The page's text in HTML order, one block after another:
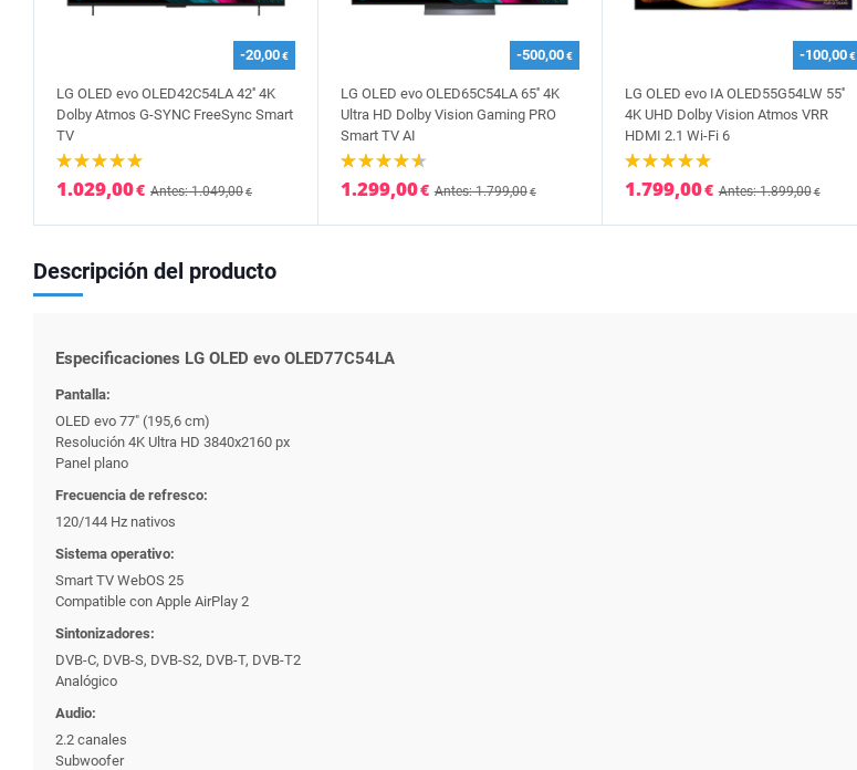
-20,00€
LG OLED evo OLED42C54LA 42'' 4K
Dolby Atmos G-SYNC FreeSync Smart
TV
1.029,00€ Antes: 1.049,00€
-500,00€
LG OLED evo OLED65C54LA 65'' 4K
Ultra HD Dolby Vision Gaming PRO
Smart TV AI
1.299,00€ Antes: 1.799,00€
-100,00€
LG OLED evo IA OLED55G54LW 55''
4K UHD Dolby Vision Atmos VRR
HDMI 2.1 Wi-Fi 6
1.799,00€ Antes: 1.899,00€
Descripción del producto
Especificaciones LG OLED evo OLED77C54LA
Pantalla:
OLED evo 77" (195,6 cm)
Resolución 4K Ultra HD 3840x2160 px
Panel plano
Frecuencia de refresco:
120/144 Hz nativos
Sistema operativo:
Smart TV WebOS 25
Compatible con Apple AirPlay 2
Sintonizadores:
DVB-C, DVB-S, DVB-S2, DVB-T, DVB-T2
Analógico
Audio:
2.2 canales
Subwoofer